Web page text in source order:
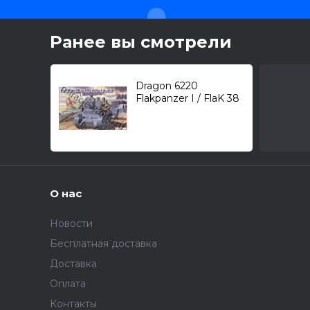
Ранее вы смотрели
Dragon 6220
Flakpanzer I / FlaK 38
О нас
Новости
Бесплатная доставка
Доставка
Оплата
Контакты